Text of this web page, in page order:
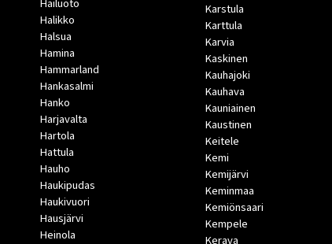
Hailuoto
Halikko
Halsua
Hamina
Hammarland
Hankasalmi
Hanko
Harjavalta
Hartola
Hattula
Hauho
Haukipudas
Haukivuori
Hausjärvi
Heinola
Karstula
Karttula
Karvia
Kaskinen
Kauhajoki
Kauhava
Kauniainen
Kaustinen
Keitele
Kemi
Kemijärvi
Keminmaa
Kemiönsaari
Kempele
Kerava